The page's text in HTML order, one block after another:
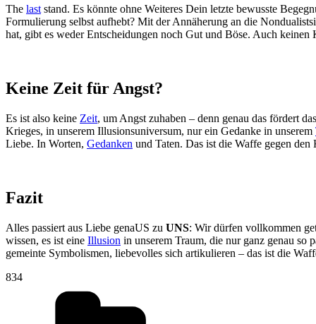
The last stand. Es könnte ohne Weiteres Dein letzte bewusste
Formulierung selbst aufhebt? Mit der Annäherung an die
hat, gibt es weder Entscheidungen noch Gut und Böse. Auch keinen
Keine Zeit für Angst?
Es ist also keine Zeit, um Angst zuhaben – denn genau das fördert
Krieges, in unserem Illusionsuniversum, nur ein Gedanke in unserem
Liebe. In Worten, Gedanken und Taten. Das ist die Waffe gegen
Fazit
Alles passiert aus Liebe genaUS zu UNS: Wir dürfen vollkommen
wissen, es ist eine Illusion in unserem Traum, die nur ganz genau
gemeinte Symbolismen, liebevolles sich artikulieren – das ist die
834